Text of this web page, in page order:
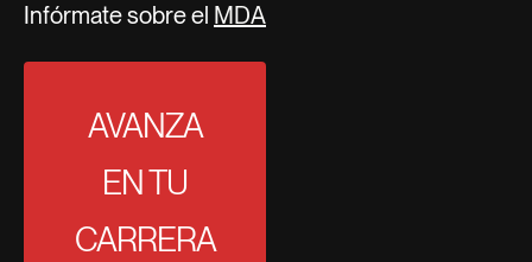
Infórmate sobre el MDA
AVANZA
EN TU
CARRERA